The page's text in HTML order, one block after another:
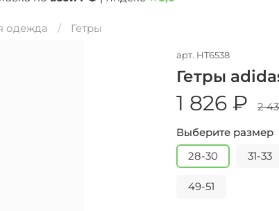
одежда Гетры
арт. HT6538
Гетры
1 826 ₽
2
Выберите размер
28-30
31-33
49-51